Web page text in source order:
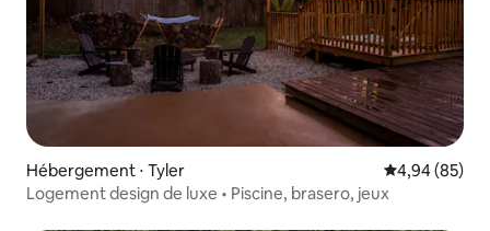
Hébergement ⋅ Tyler Évaluation
4,94 (85)
Logement design de luxe • Piscine, brasero, jeux